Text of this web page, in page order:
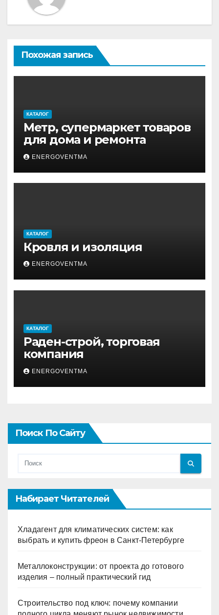
Похожая запись
КАТАЛОГ
Метр, супермаркет товаров
для дома и ремонта
ENERGOVENTMA
КАТАЛОГ
Кровля и изоляция
ENERGOVENTMA
КАТАЛОГ
Раден-строй, торговая
компания
ENERGOVENTMA
Поиск По Сайту
Набирает Читателей
Хладагент для климатических систем: как
выбрать и купить фреон в Санкт-Петербурге
Металлоконструкции: от проекта до готового
изделия – полный практический гид
Строительство под ключ: почему компании